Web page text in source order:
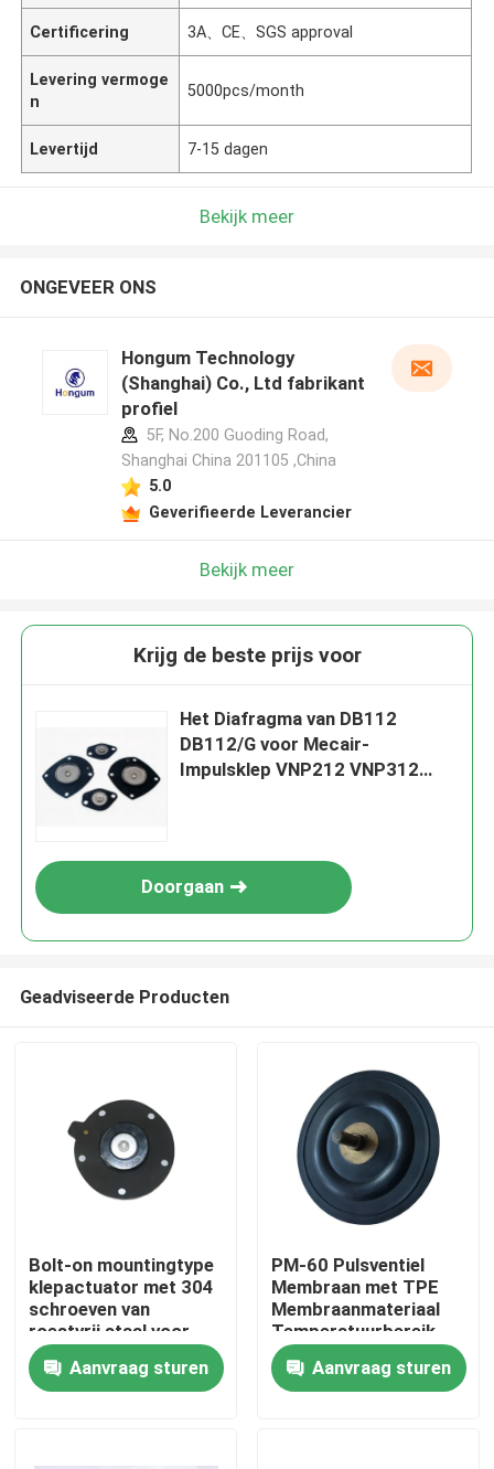
Huis
Producten
Over ons
Certificering 3A、CE、SGS approval
Levering vermoge
n
5000pcs/month
Levertijd 7-15 dagen
Bekijk meer
ONGEVEER ONS
Hongum Technology
(Shanghai) Co., Ltd fabrikant
profiel
5F, No.200 Guoding Road,
Shanghai China 201105 ,China
5.0
Geverifieerde Leverancier
Bekijk meer
Krijg de beste prijs voor
Het Diafragma van DB112
DB112/G voor Mecair-
Impulsklep VNP212 VNP312
Doorgaan
Geadviseerde Producten
Bolt-on mountingtype
klepactuator met 304
schroeven van
roestvrij staal voor
zware industriële
toepassingen
Aanvraag sturen
PM-60 Pulsventiel
Membraan met TPE
Membraanmateriaal
Temperatuurbereik
Min 20 Celsius tot Plus
150 Celsius Ideaal
voor Industriële
Aanvraag sturen